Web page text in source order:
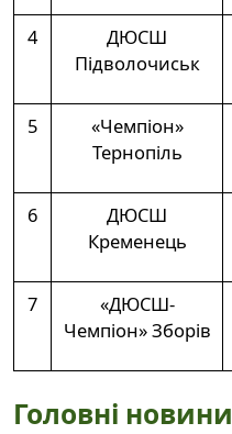
4
ДЮСШ
Підволочиськ
5
«Чемпіон»
Тернопіль
6
ДЮСШ
Кременець
7
«ДЮСШ-
Чемпіон» Зборів
Головні новини